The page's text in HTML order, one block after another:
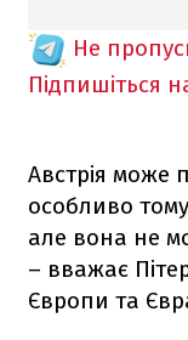
Не
Підпишіться
Австрія може
особливо
але вона не
– вважає
Європи та